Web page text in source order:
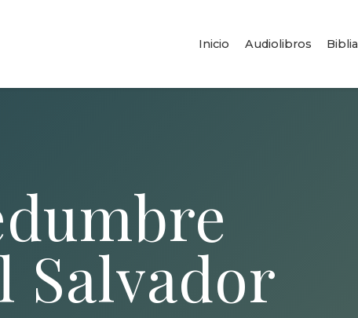
Inicio Audiolibros Biblia
Salvador